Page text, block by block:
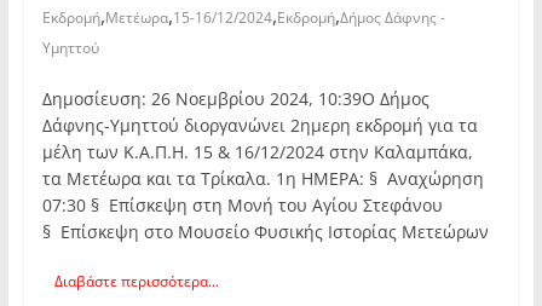
Εκδρομή,Μετέωρα,15-16/12/2024,Εκδρομή,Δήμος Δάφνης -
Υμηττού
Δημοσίευση: 26 Νοεμβρίου 2024, 10:39Ο Δήμος
Δάφνης-Υμηττού διοργανώνει 2ημερη εκδρομή για τα
μέλη των Κ.Α.Π.Η. 15 & 16/12/2024 στην Καλαμπάκα,
τα Μετέωρα και τα Τρίκαλα. 1η ΗΜΕΡΑ: § Αναχώρηση
07:30 § Επίσκεψη στη Μονή του Αγίου Στεφάνου
§ Επίσκεψη στο Μουσείο Φυσικής Ιστορίας Μετεώρων
Διαβάστε περισσότερα...